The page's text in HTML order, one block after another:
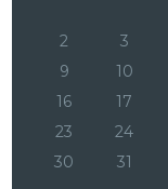
2
3
9
10
16
17
23
24
30
31